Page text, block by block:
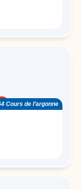
Cours de l’argonne